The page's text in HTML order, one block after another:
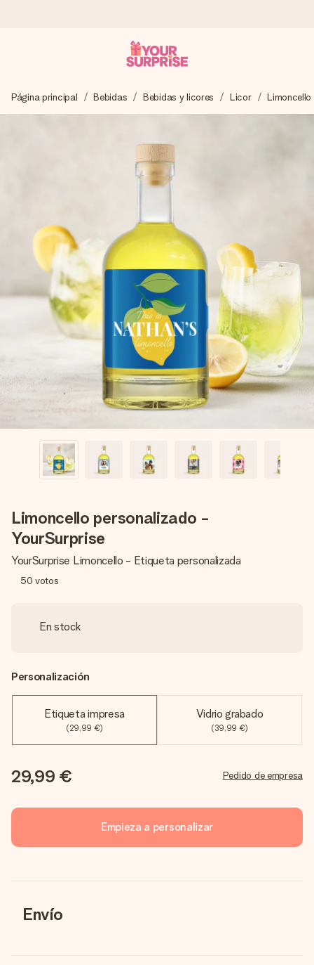
Preparamos tu regalo con cuidado y lo enviamos al vuelo,
para que lo entregues en el momento perfecto, cuando más
4,5 (basado en +15.000 opiniones)
Google Reviews.
Tarjeta de felicitación gratuita
Crea algo único en pocos pasos – con su nombre, tu foto o
un mensaje que llegue al corazón. Sin complicaciones, solo
todo el amor para el momento.
Página principal Bebidas Bebidas y licores Licor Limoncello
Limoncello personalizado -
YourSurprise
YourSurprise Limoncello - Etiqueta personalizada
50 votos
En stock
Personalización
Etiqueta impresa
(29,99 €)
Vidrio grabado
(39,99 €)
29,99 € Pedido de empresa
Empieza a personalizar
Envío